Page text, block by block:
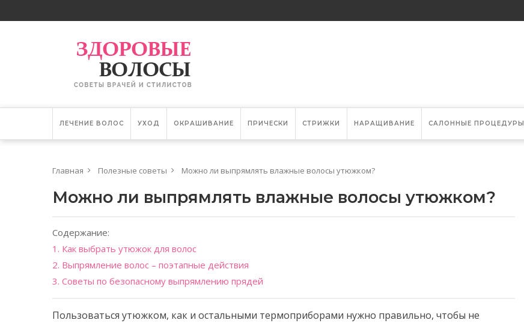
ЛЕЧЕНИЕ ВОЛОС УХОД ОКРАШИВАНИЕ ПРИЧЕСКИ СТРИЖКИ НАРАЩИВАНИЕ САЛОННЫЕ ПРОЦЕДУРЫ
Главная Полезные советы Можно ли выпрямлять влажные волосы утюжком?
Можно ли выпрямлять влажные волосы утюжком?
Содержание:
1. Как выбрать утюжок для волос
2. Выпрямление волос – поэтапные действия
3. Советы по безопасному выпрямлению прядей
Пользоваться утюжком, как и остальными термоприборами нужно правильно, чтобы не